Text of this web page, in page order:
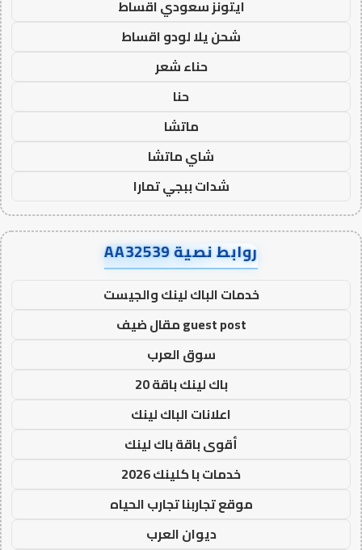
ايتونز سعودي اقساط
شحن يلا لودو اقساط
حناء شعر
حنا
ماتشا
شاي ماتشا
شدات ببجي تمارا
روابط نصية AA32539
خدمات الباك لينك والجيست
guest post مقال ضيف
سوق العرب
باك لينك باقة 20
اعلانات الباك لينك
أقوى باقة باك لينك
خدمات با كلينك 2026
موقع تجاربنا تجارب الحياه
ديوان العرب